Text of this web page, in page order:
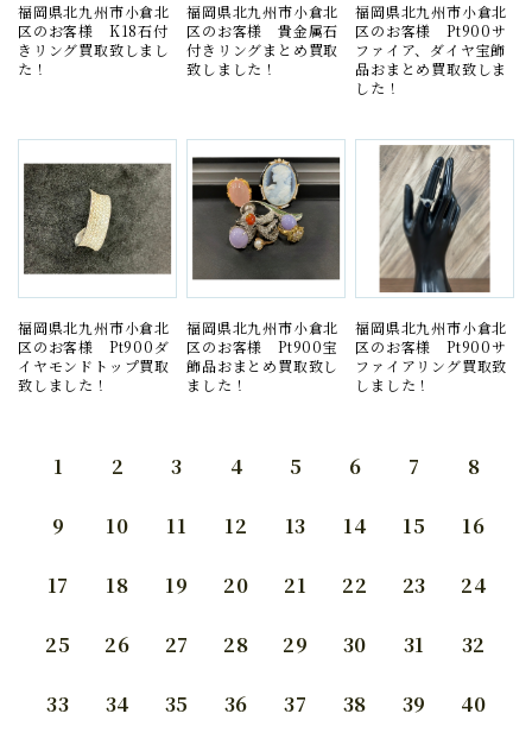
福岡県北九州市小倉北
区のお客様 K18石付
きリング買取致しまし
た！
福岡県北九州市小倉北
区のお客様 貴金属石
付きリングまとめ買取
致しました！
福岡県北九州市小倉北
区のお客様 Pt900サ
ファイア、ダイヤ宝飾
品おまとめ買取致しま
した！
福岡県北九州市小倉北
区のお客様 Pt900ダ
イヤモンドトップ買取
致しました！
福岡県北九州市小倉北
区のお客様 Pt900宝
飾品おまとめ買取致し
ました！
福岡県北九州市小倉北
区のお客様 Pt900サ
ファイアリング買取致
しました！
1 2 3 4 5 6 7 8
9 10 11 12 13 14 15 16
17 18 19 20 21 22 23 24
25 26 27 28 29 30 31 32
33 34 35 36 37 38 39 40